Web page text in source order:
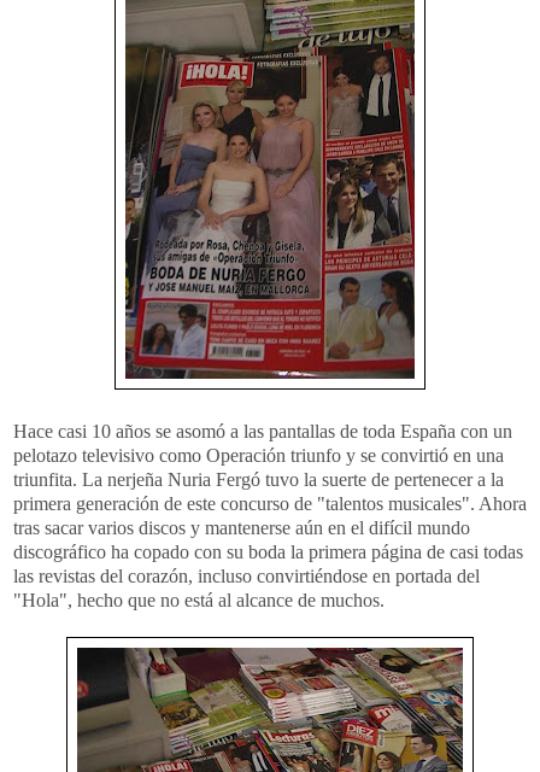
Hace casi 10 años se asomó a las pantallas de toda España con un
pelotazo televisivo como Operación triunfo y se convirtió en una
triunfita. La nerjeña Nuria Fergó tuvo la suerte de pertenecer a la
primera generación de este concurso de "talentos musicales". Ahora
tras sacar varios discos y mantenerse aún en el difícil mundo
discográfico ha copado con su boda la primera página de casi todas
las revistas del corazón, incluso convirtiéndose en portada del
"Hola", hecho que no está al alcance de muchos.